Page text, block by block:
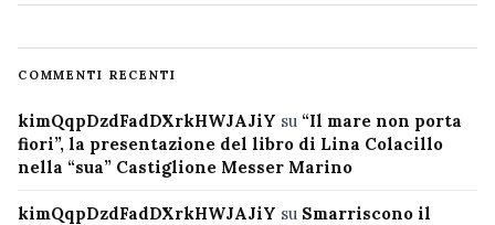
COMMENTI RECENTI
kimQqpDzdFadDXrkHWJAJiY su “Il mare non porta
fiori”, la presentazione del libro di Lina Colacillo
nella “sua” Castiglione Messer Marino
kimQqpDzdFadDXrkHWJAJiY su Smarriscono il